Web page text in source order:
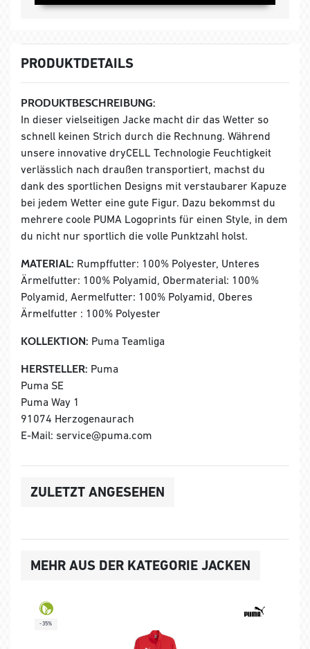
PRODUKTDETAILS
PRODUKTBESCHREIBUNG:
In dieser vielseitigen Jacke macht dir das Wetter so
schnell keinen Strich durch die Rechnung. Während
unsere innovative dryCELL Technologie Feuchtigkeit
verlässlich nach draußen transportiert, machst du
dank des sportlichen Designs mit verstaubarer Kapuze
bei jedem Wetter eine gute Figur. Dazu bekommst du
mehrere coole PUMA Logoprints für einen Style, in dem
du nicht nur sportlich die volle Punktzahl holst.
MATERIAL: Rumpffutter: 100% Polyester, Unteres
Ärmelfutter: 100% Polyamid, Obermaterial: 100%
Polyamid, Aermelfutter: 100% Polyamid, Oberes
Ärmelfutter : 100% Polyester
KOLLEKTION: Puma Teamliga
HERSTELLER: Puma
Puma SE
Puma Way 1
91074 Herzogenaurach
E-Mail: service@puma.com
ZULETZT ANGESEHEN
MEHR AUS DER KATEGORIE JACKEN
-35%